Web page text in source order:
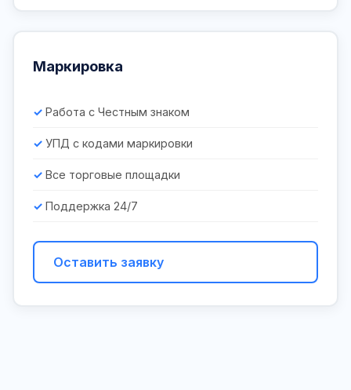
Маркировка
Работа с Честным знаком
УПД с кодами маркировки
Все торговые площадки
Поддержка 24/7
Оставить заявку